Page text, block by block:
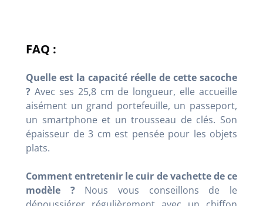
FAQ :
Quelle est la capacité réelle de cette sacoche
? Avec ses 25,8 cm de longueur, elle accueille
aisément un grand portefeuille, un passeport,
un smartphone et un trousseau de clés. Son
épaisseur de 3 cm est pensée pour les objets
plats.
Comment entretenir le cuir de vachette de ce
modèle ?Nous vous conseillons de le